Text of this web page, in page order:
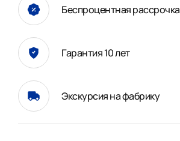
Беспроцентная рассрочка
Гарантия 10 лет
Экскурсия на фабрику